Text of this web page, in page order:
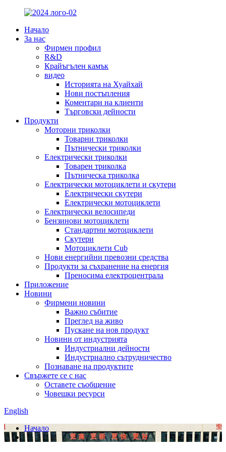
Начало
За нас
Фирмен профил
R&D
Крайъгълен камък
видео
Историята на Хуайхай
Нови постъпления
Коментари на клиенти
Търговски дейности
Продукти
Моторни триколки
Товарни триколки
Пътнически триколки
Електрически триколки
Товарен триколка
Пътническа триколка
Електрически мотоциклети и скутери
Електрически скутери
Електрически мотоциклети
Електрически велосипеди
Бензинови мотоциклети
Стандартни мотоциклети
Скутери
Мотоциклети Cub
Нови енергийни превозни средства
Продукти за съхранение на енергия
Преносима електроцентрала
Приложение
Новини
Фирмени новини
Важно събитие
Преглед на живо
Пускане на нов продукт
Новини от индустрията
Индустриални дейности
Индустриално сътрудничество
Познаване на продуктите
Свържете се с нас
Оставете съобщение
Човешки ресурси
English
Начало